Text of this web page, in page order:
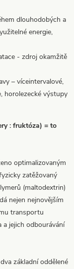
dlouhodobých a
energie,
- zdroj okamžitě
– víceintervalové,
horolezecké výstupy
: fruktóza) = to
optimalizovaným
zatěžovaný
(maltodextrin)
nejen nejnovějším
transportu
jejich odbourávání
základní oddělené